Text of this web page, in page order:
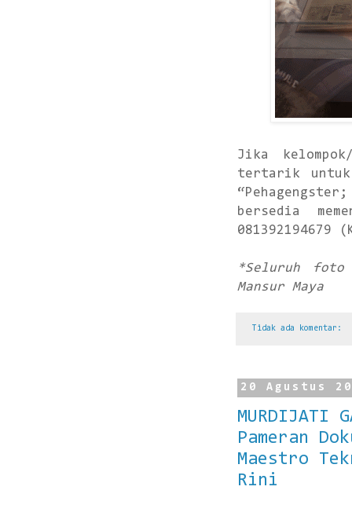
Jika
tertarik untuk
bersedia
*Seluruh
Mansur Maya
Tidak ada komentar:
20 Agustus
MURDIJATI
Pameran
Maestro
Rini